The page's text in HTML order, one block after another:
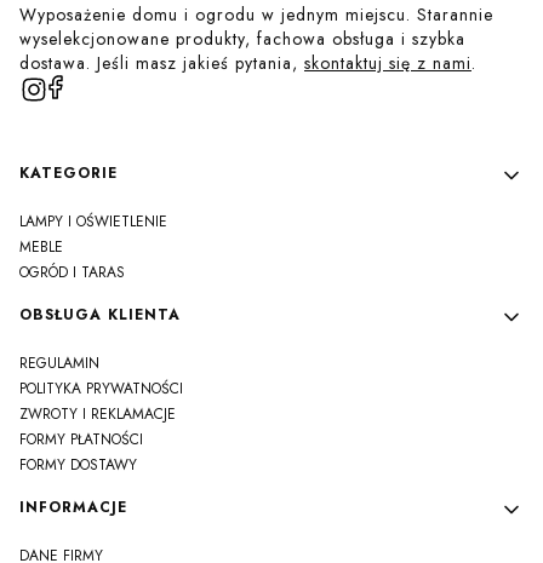
Wyposażenie domu i ogrodu w jednym miejscu. Starannie
wyselekcjonowane produkty, fachowa obsługa i szybka
dostawa. Jeśli masz jakieś pytania, skontaktuj się z nami.
Linki w stopce
KATEGORIE
LAMPY I OŚWIETLENIE
MEBLE
OGRÓD I TARAS
OBSŁUGA KLIENTA
REGULAMIN
POLITYKA PRYWATNOŚCI
ZWROTY I REKLAMACJE
FORMY PŁATNOŚCI
FORMY DOSTAWY
INFORMACJE
DANE FIRMY